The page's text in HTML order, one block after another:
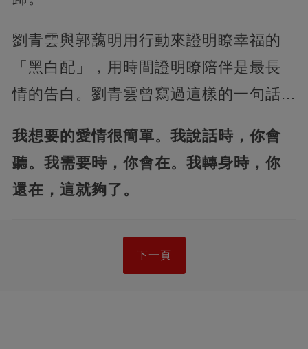
劉青雲與郭藹明用行動來證明瞭幸福的
「黑白配」，用時間證明瞭陪伴是最長
情的告白。劉青雲曾寫過這樣的一句話...
我想要的愛情很簡單。我說話時，你會
聽。我需要時，你會在。我轉身時，你
還在，這就夠了。
下一頁